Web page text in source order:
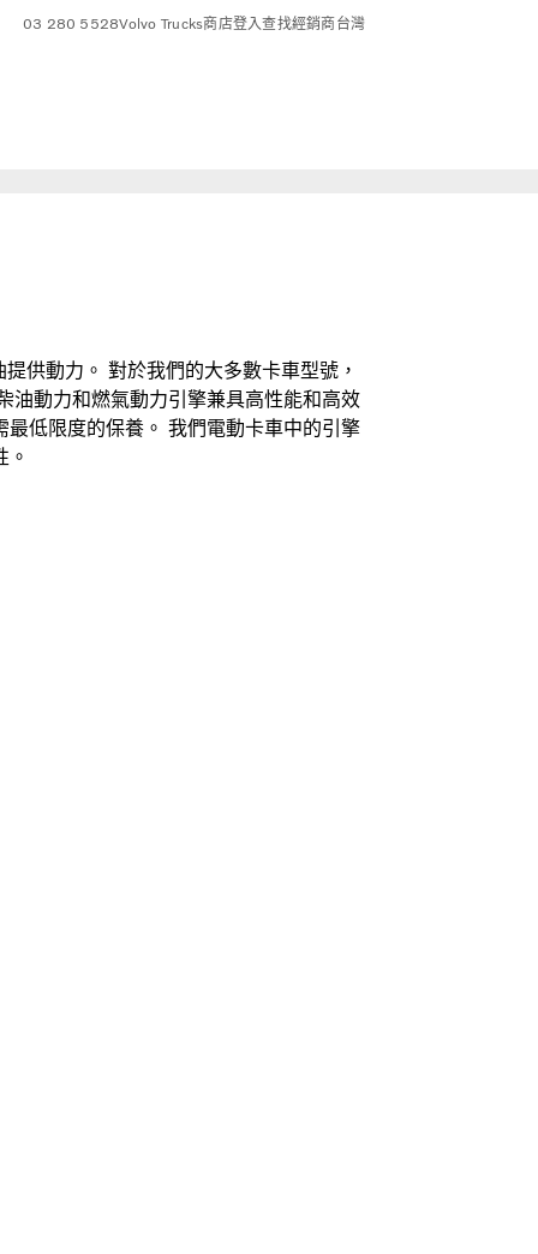
03 280 5528Volvo Trucks商店登入查找經銷商 台灣
供動力。 對於我們的大多數卡車型號，
油動力和燃氣動力引擎兼具高性能和高效
低限度的保養。 我們電動卡車中的引擎
。